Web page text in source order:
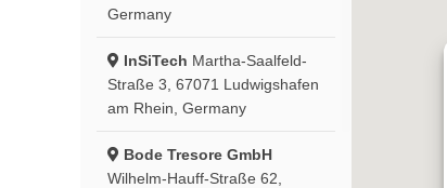
Germany
InSiTech Martha-Saalfeld-
Straße 3, 67071 Ludwigshafen
am Rhein, Germany
Bode Tresore GmbH
Wilhelm-Hauff-Straße 62,